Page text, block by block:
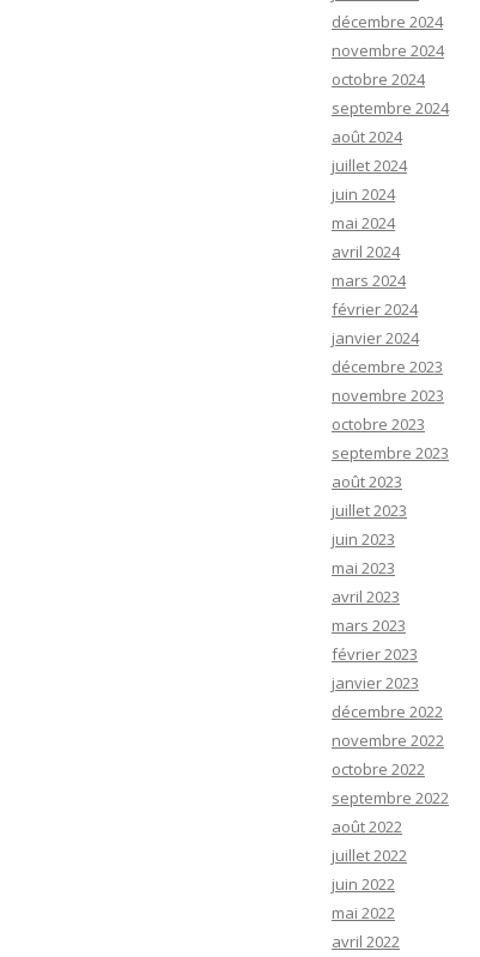
décembre 2024
novembre 2024
octobre 2024
septembre 2024
août 2024
juillet 2024
juin 2024
mai 2024
avril 2024
mars 2024
février 2024
janvier 2024
décembre 2023
novembre 2023
octobre 2023
septembre 2023
août 2023
juillet 2023
juin 2023
mai 2023
avril 2023
mars 2023
février 2023
janvier 2023
décembre 2022
novembre 2022
octobre 2022
septembre 2022
août 2022
juillet 2022
juin 2022
mai 2022
avril 2022